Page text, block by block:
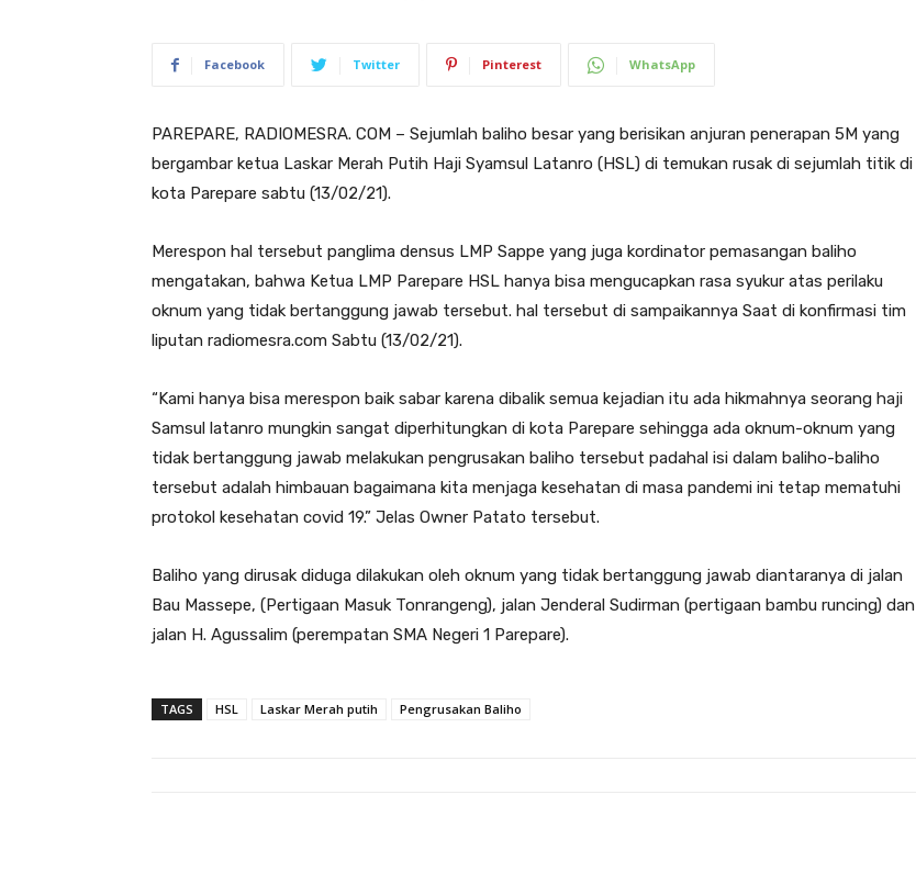
Facebook Twitter Pinterest WhatsApp
PAREPARE, RADIOMESRA. COM – Sejumlah baliho besar yang berisikan anjuran penerapan 5M yang
bergambar ketua Laskar Merah Putih Haji Syamsul Latanro (HSL) di temukan rusak di sejumlah titik di
kota Parepare sabtu (13/02/21).
Merespon hal tersebut panglima densus LMP Sappe yang juga kordinator pemasangan baliho
mengatakan, bahwa Ketua LMP Parepare HSL hanya bisa mengucapkan rasa syukur atas perilaku
oknum yang tidak bertanggung jawab tersebut. hal tersebut di sampaikannya Saat di konfirmasi tim
liputan radiomesra.com Sabtu (13/02/21).
“Kami hanya bisa merespon baik sabar karena dibalik semua kejadian itu ada hikmahnya seorang haji
Samsul latanro mungkin sangat diperhitungkan di kota Parepare sehingga ada oknum-oknum yang
tidak bertanggung jawab melakukan pengrusakan baliho tersebut padahal isi dalam baliho-baliho
tersebut adalah himbauan bagaimana kita menjaga kesehatan di masa pandemi ini tetap mematuhi
protokol kesehatan covid 19.” Jelas Owner Patato tersebut.
Baliho yang dirusak diduga dilakukan oleh oknum yang tidak bertanggung jawab diantaranya di jalan
Bau Massepe, (Pertigaan Masuk Tonrangeng), jalan Jenderal Sudirman (pertigaan bambu runcing) dan
jalan H. Agussalim (perempatan SMA Negeri 1 Parepare).
TAGS HSL Laskar Merah putih Pengrusakan Baliho